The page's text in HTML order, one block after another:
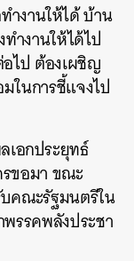
ำงานให้ได้ บ้าน
ำงานให้ได้ไป
อไป ต้องเผชิญ
ในการชี้แจงไป
เอกประยุทธ์
ขอมา ขณะ
คณะรัฐมนตรีใน
รรคพลังประชา